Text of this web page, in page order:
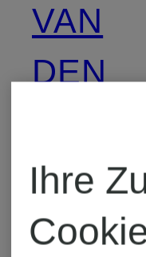
VAN
DEN
Ihre